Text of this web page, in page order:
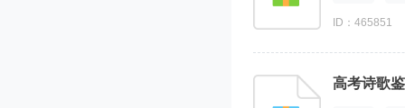
ID：465851
高考诗歌